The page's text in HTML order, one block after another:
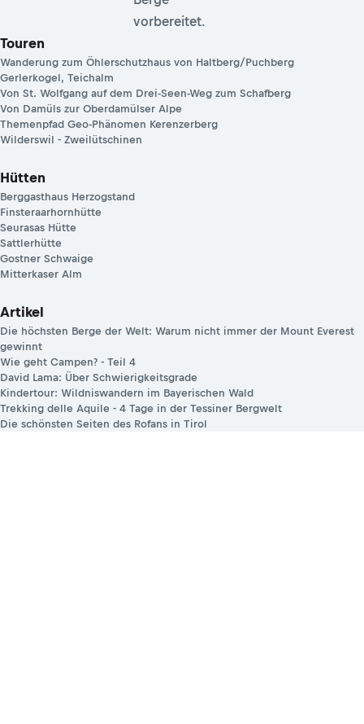
vorbereitet.
Touren
Wanderung zum Öhlerschutzhaus von Haltberg/Puchberg
Gerlerkogel, Teichalm
Von St. Wolfgang auf dem Drei-Seen-Weg zum Schafberg
Von Damüls zur Oberdamülser Alpe
Themenpfad Geo-Phänomen Kerenzerberg
Wilderswil - Zweilütschinen
Hütten
Berggasthaus Herzogstand
Finsteraarhornhütte
Seurasas Hütte
Sattlerhütte
Gostner Schwaige
Mitterkaser Alm
Artikel
Die höchsten Berge der Welt: Warum nicht immer der Mount Everest
gewinnt
Wie geht Campen? - Teil 4
David Lama: Über Schwierigkeitsgrade
Kindertour: Wildniswandern im Bayerischen Wald
Trekking delle Aquile - 4 Tage in der Tessiner Bergwelt
Die schönsten Seiten des Rofans in Tirol